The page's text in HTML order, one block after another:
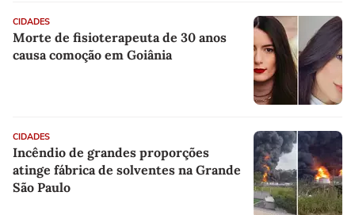
CIDADES
Morte de fisioterapeuta de 30 anos
causa comoção em Goiânia
CIDADES
Incêndio de grandes proporções
atinge fábrica de solventes na Grande
São Paulo